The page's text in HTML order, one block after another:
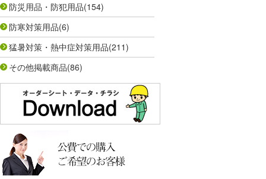
防災用品・防犯用品(154)
防寒対策用品(6)
猛暑対策・熱中症対策用品(211)
その他掲載商品(86)